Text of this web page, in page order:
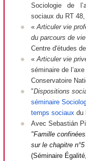
Sociologie de
sociaux du RT
« Articuler vie
du parcours de vie
Centre d'études
« Articuler vie
séminaire de
Conservatoire
"Dispositions
séminaire
temps sociaux du
Avec Sebastián
"Famille
sur le chapitre n°5
(Séminaire